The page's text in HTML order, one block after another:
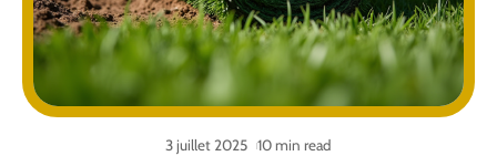
3 juillet 2025 10 min read